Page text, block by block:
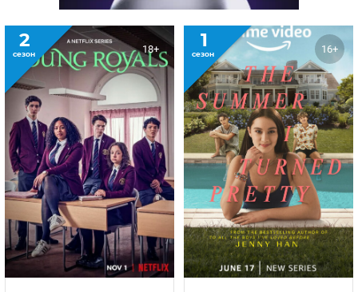
2
сезон 18+ 1
сезон 16+